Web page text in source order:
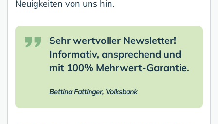
Neuigkeiten von uns hin.
Sehr wertvoller Newsletter!
Informativ, ansprechend und
mit 100% Mehrwert-Garantie.
Bettina Fattinger, Volksbank